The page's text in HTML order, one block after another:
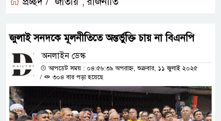
জুলাই সনদকে মূলনীতিতে অন্তর্ভুক্তি চায় না বিএনপি
অনলাইন ডেস্ক
আপডেট সময় : ০৪:৫৬:৩৯ অপরাহ্ন, শুক্রবার, ১১ জুলাই ২০২৫
/
৩০৪ বার পড়া হয়েছে